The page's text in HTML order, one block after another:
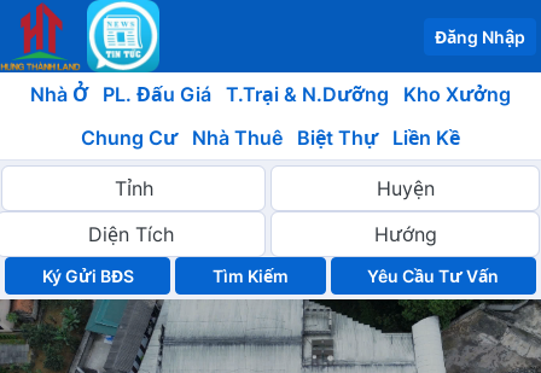
Đăng Nhập
Nhà Ở PL. Đấu Giá T.Trại & N.Dưỡng
Kho Xưởng
Chung Cư
Nhà Thuê Biệt Thự Liền Kề
Ký Gửi BĐS Yêu Cầu Tư Vấn